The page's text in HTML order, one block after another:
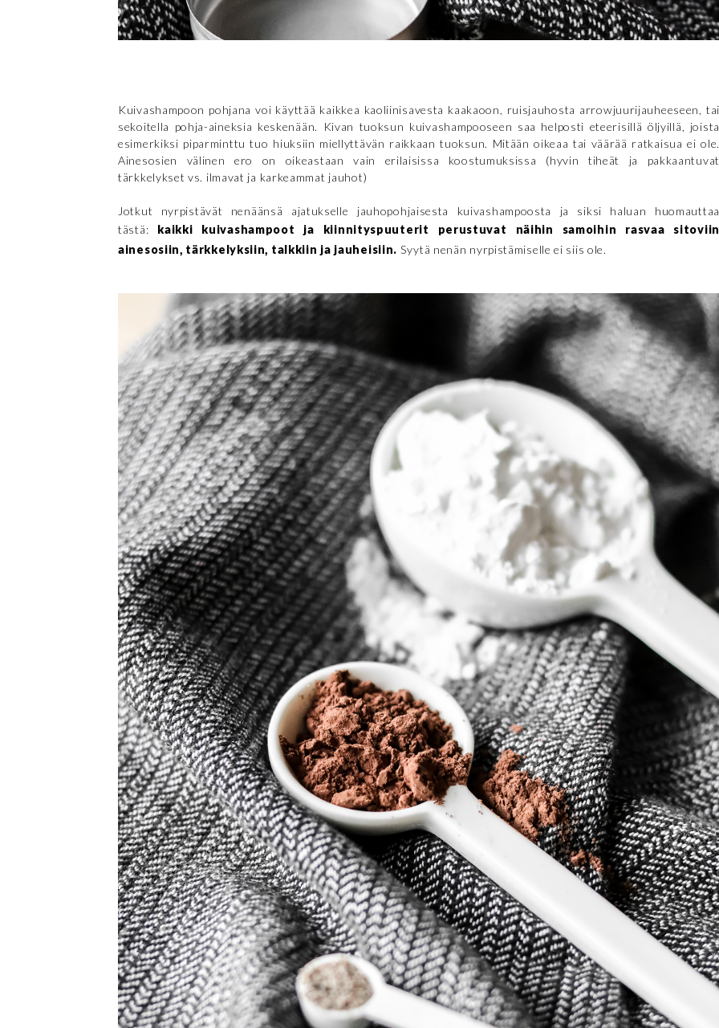
Kuivashampoon pohjana voi käyttää kaikkea kaoliinisavesta kaakaoon, ruisjauhosta arrowjuurijauheeseen, tai
sekoitella pohja-aineksia keskenään. Kivan tuoksun kuivashampooseen saa helposti eteerisillä öljyillä, joista
esimerkiksi piparminttu tuo hiuksiin miellyttävän raikkaan tuoksun. Mitään oikeaa tai väärää ratkaisua ei ole.
Ainesosien välinen ero on oikeastaan vain erilaisissa koostumuksissa (hyvin tiheät ja pakkaantuvat
tärkkelykset vs. ilmavat ja karkeammat jauhot)
Jotkut nyrpistävät nenäänsä ajatukselle jauhopohjaisesta kuivashampoosta ja siksi haluan huomauttaa
tästä: kaikki kuivashampoot ja kiinnityspuuterit perustuvat näihin samoihin rasvaa sitoviin
ainesosiin, tärkkelyksiin, talkkiin ja jauheisiin. Syytä nenän nyrpistämiselle ei siis ole.